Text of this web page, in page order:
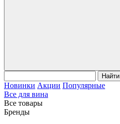
Найти
Новинки Акции Популярные
Все для вина
Все товары
Бренды